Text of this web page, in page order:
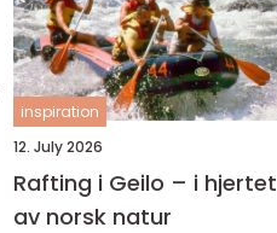
inspiration
12. July 2026
Rafting i Geilo – i hjertet
av norsk natur